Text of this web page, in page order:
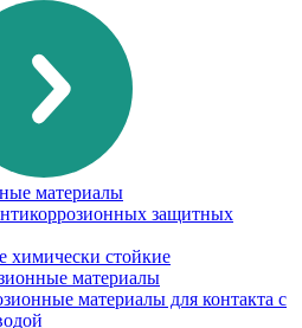
материалы
защитных
химически стойкие
материалы
материалы для контакта с